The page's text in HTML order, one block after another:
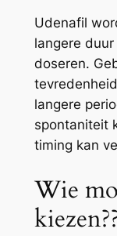
Udenafil
langere
doseren.
langere
spontaniteit
timing kan
Wie